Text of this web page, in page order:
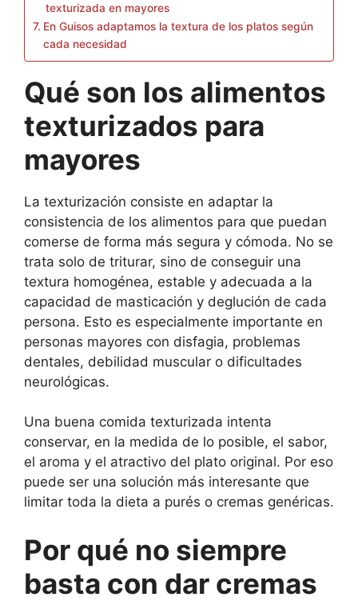
texturizada en mayores
En Guisos adaptamos la textura de los platos según
cada necesidad
Qué son los alimentos
texturizados para
mayores
La texturización consiste en adaptar la
consistencia de los alimentos para que puedan
comerse de forma más segura y cómoda. No se
trata solo de triturar, sino de conseguir una
textura homogénea, estable y adecuada a la
capacidad de masticación y deglución de cada
persona. Esto es especialmente importante en
personas mayores con disfagia, problemas
dentales, debilidad muscular o dificultades
neurológicas.
Una buena comida texturizada intenta
conservar, en la medida de lo posible, el sabor,
el aroma y el atractivo del plato original. Por eso
puede ser una solución más interesante que
limitar toda la dieta a purés o cremas genéricas.
Por qué no siempre
basta con dar cremas